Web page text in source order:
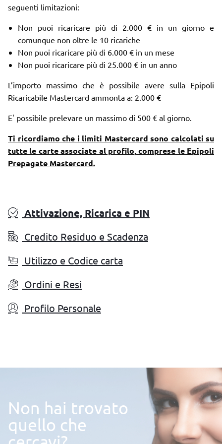
Attivazione, Ricarica e PIN
Credito Residuo e Scadenza
Utilizzo e Codice carta
Ordini e Resi
Profilo Personale
seguenti limitazioni:
Non puoi ricaricare più di 2.000 € in un giorno e
comunque non oltre le 10 ricariche
Non puoi ricaricare più di 6.000 € in un mese
Non puoi ricaricare più di 25.000 € in un anno
L’importo massimo che è possibile avere sulla Epipoli
Ricaricabile Mastercard ammonta a: 2.000 €
E' possibile prelevare un massimo di 500 € al giorno.
Ti ricordiamo che i limiti Mastercard sono calcolati su
tutte le carte associate al profilo, comprese le Epipoli
Prepagate Mastercard.
Non hai trovato
quello che